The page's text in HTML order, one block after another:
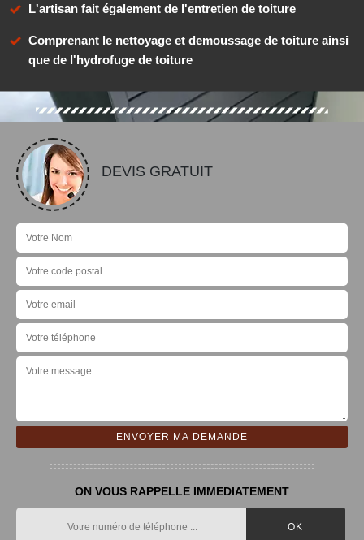
L'artisan fait également de l'entretien de toiture
Comprenant le nettoyage et demoussage de toiture ainsi
que de l'hydrofuge de toiture
DEVIS GRATUIT
ON VOUS RAPPELLE IMMEDIATEMENT